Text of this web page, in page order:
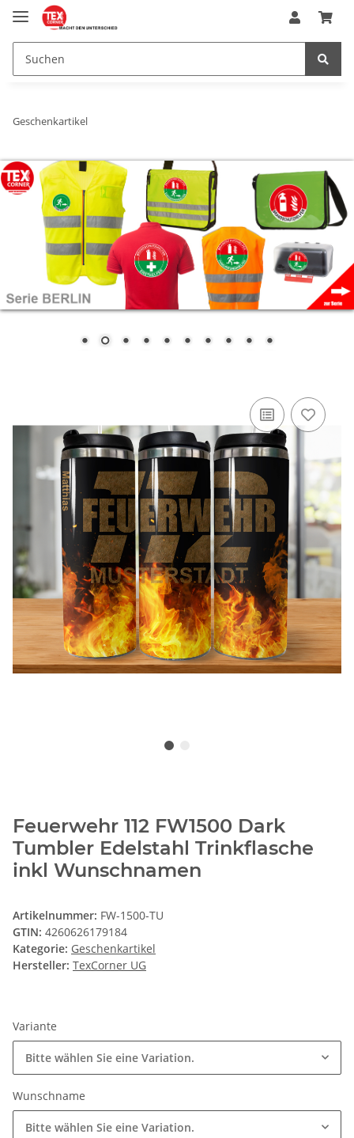
Geschenkartikel
Feuerwehr 112 FW1500 Dark
Tumbler Edelstahl Trinkflasche
inkl Wunschnamen
Artikelnummer: FW-1500-TU
GTIN: 4260626179184
Kategorie: Geschenkartikel
Hersteller: TexCorner UG
Variante
Bitte wählen Sie eine Variation.
Wunschname
Bitte wählen Sie eine Variation.